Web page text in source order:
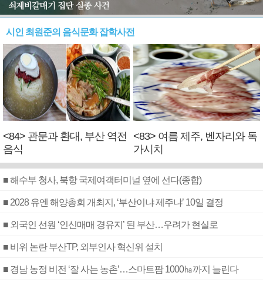
시인 최원준의 음식문화 잡학사전
<84> 관문과 환대, 부산 역전
음식
<83> 여름 제주, 벤자리와 독
가시치
■ 해수부 청사, 북항 국제여객터미널 옆에 선다(종합)
■ 2028 유엔 해양총회 개최지, ‘부산이냐 제주냐’ 10일 결정
■ 외국인 선원 ‘인신매매 경유지’ 된 부산…우려가 현실로
■ 비위 논란 부산TP, 외부인사 혁신위 설치
■ 경남 농정 비전 ‘잘 사는 농촌’…스마트팜 1000㏊까지 늘린다